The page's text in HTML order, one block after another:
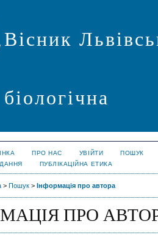
Вісник
біологічна
ПРО НАС УВІЙТИ
ПОШУК
ПУБЛІКАЦІЙНА ЕТИКА
> Пошук > Інформація про автора
ПРО